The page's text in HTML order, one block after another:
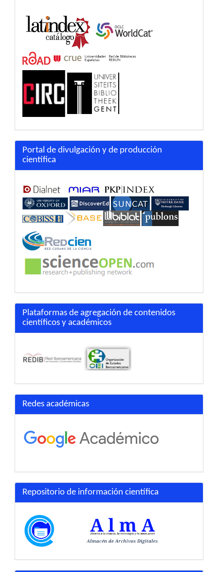
Portal de divulgación y de producción
científica
Plataformas de agregación de contenidos
científicos y académicos
Redes académicas
Repositorio de información científica